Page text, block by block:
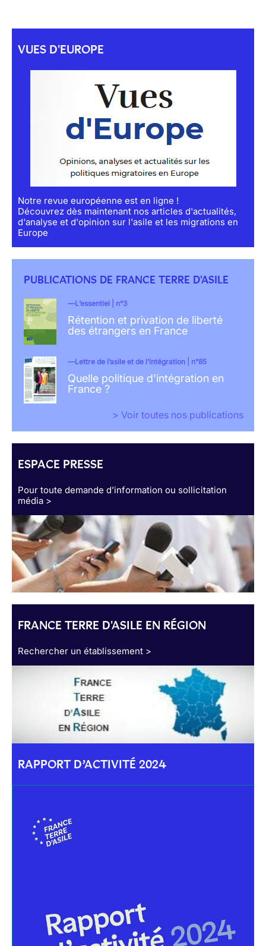
VUES D'EUROPE
Notre revue européenne est en ligne !
Découvrez dès maintenant nos articles d'actualités,
d'analyse et d'opinion sur l'asile et les migrations en
Europe
PUBLICATIONS DE FRANCE TERRE D'ASILE
L’essentiel | n°3
Rétention et privation de liberté
des étrangers en France
Lettre de l’asile et de l’intégration | n°85
Quelle politique d'intégration en
France ?
> Voir toutes nos publications
ESPACE PRESSE
Pour toute demande d’information ou sollicitation
média >
FRANCE TERRE D'ASILE EN RÉGION
Rechercher un établissement >
RAPPORT D’ACTIVITÉ 2024